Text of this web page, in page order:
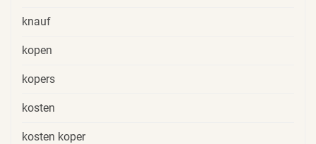
knauf
kopen
kopers
kosten
kosten koper